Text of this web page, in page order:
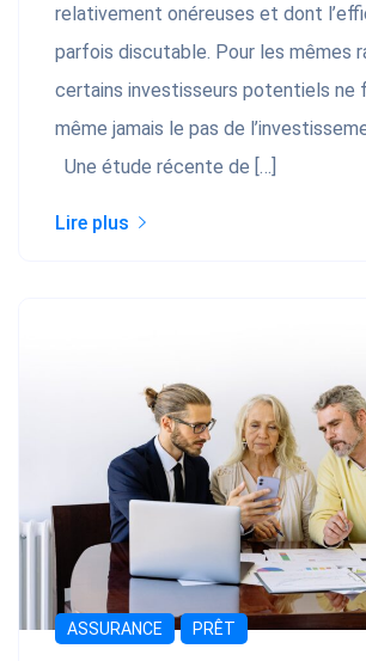
relativement onéreuses et dont
parfois discutable. Pour les mêmes
certains investisseurs potentiels ne
même jamais le pas de
Une étude récente de […]
Lire plus
ASSURANCE PRÊT